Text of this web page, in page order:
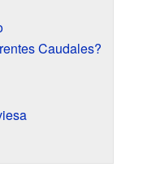
Caudales?